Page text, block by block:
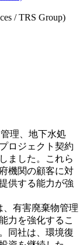
/ TRS Group)
理、地下水処
ロジェクト契約
ました。これら
機関の顧客に対
供する能力が強
、有害廃棄物管理
力を強化するこ
同社は、環境復